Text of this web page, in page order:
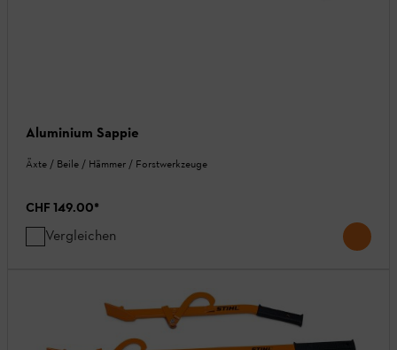
Aluminium Sappie
Äxte / Beile / Hämmer / Forstwerkzeuge
CHF 149.00*
Vergleichen